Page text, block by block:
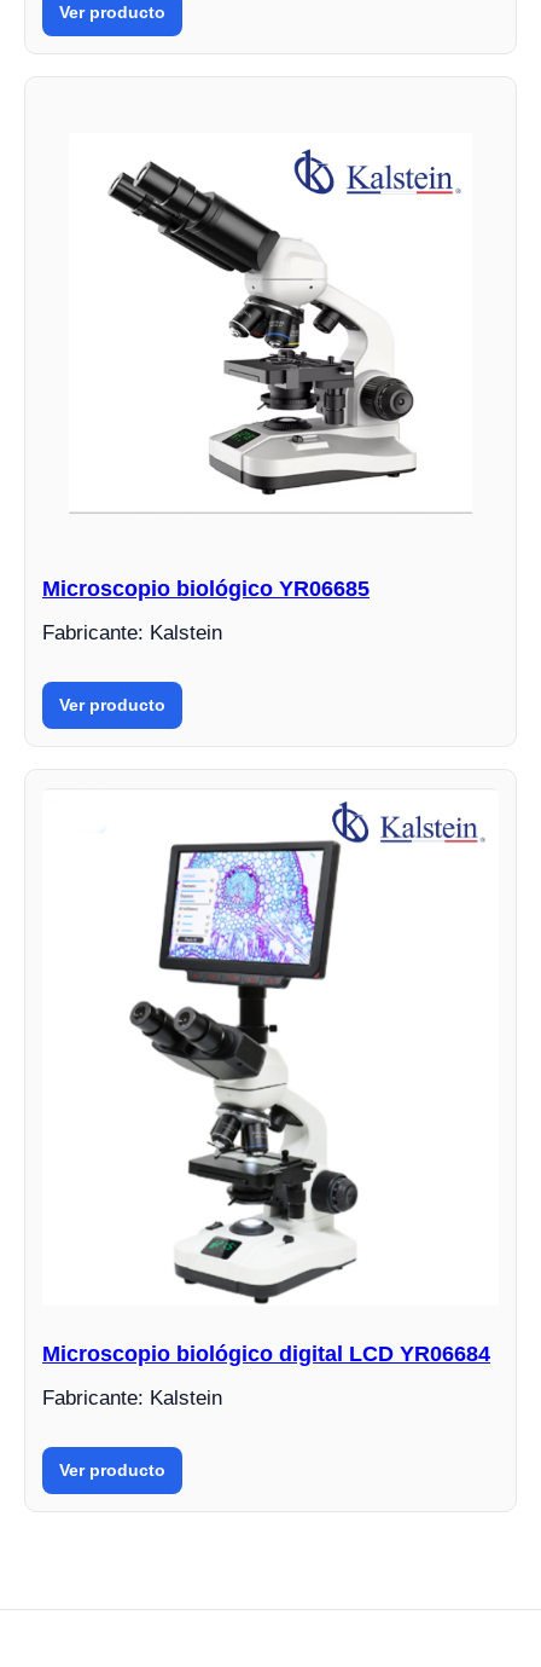
Ver producto
Microscopio biológico YR06685
Fabricante: Kalstein
Ver producto
Microscopio biológico digital LCD YR06684
Fabricante: Kalstein
Ver producto